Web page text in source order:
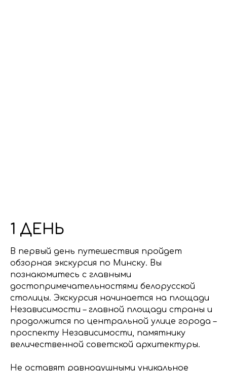
1 ДЕНЬ
В первый день путешествия пройдет
обзорная экскурсия по Минску. Вы
познакомитесь с главными
достопримечательностями белорусской
столицы. Экскурсия начинается на площади
Независимости – главной площади страны и
продолжится по центральной улице города –
проспекту Независимости, памятнику
величественной советской архитектуры.
Не оставят равнодушными уникальное